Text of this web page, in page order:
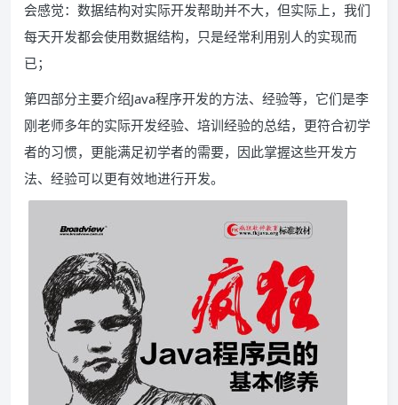
会感觉：数据结构对实际开发帮助并不大，但实际上，我们
每天开发都会使用数据结构，只是经常利用别人的实现而
已；
第四部分主要介绍Java程序开发的方法、经验等，它们是李
刚老师多年的实际开发经验、培训经验的总结，更符合初学
者的习惯，更能满足初学者的需要，因此掌握这些开发方
法、经验可以更有效地进行开发。